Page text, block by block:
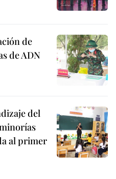
de
de ADN
del
al primer